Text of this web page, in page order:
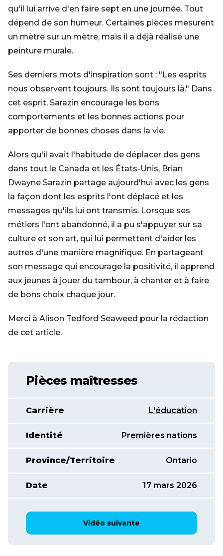
qu'il lui arrive d'en faire sept en une journée. Tout
dépend de son humeur. Certaines pièces mesurent
un mètre sur un mètre, mais il a déjà réalisé une
peinture murale.
Ses derniers mots d'inspiration sont : "Les esprits
nous observent toujours. Ils sont toujours là." Dans
cet esprit, Sarazin encourage les bons
comportements et les bonnes actions pour
apporter de bonnes choses dans la vie.
Alors qu'il avait l'habitude de déplacer des gens
dans tout le Canada et les États-Unis, Brian
Dwayne Sarazin partage aujourd'hui avec les gens
la façon dont les esprits l'ont déplacé et les
messages qu'ils lui ont transmis. Lorsque ses
métiers l'ont abandonné, il a pu s'appuyer sur sa
culture et son art, qui lui permettent d'aider les
autres d'une manière magnifique. En partageant
son message qui encourage la positivité, il apprend
aux jeunes à jouer du tambour, à chanter et à faire
de bons choix chaque jour.
Merci à Alison Tedford Seaweed pour la rédaction
de cet article.
Pièces maîtresses
Carrière L'éducation
Identité Premières nations
Province/Territoire Ontario
Date 17 mars 2026
Vidéo suivante